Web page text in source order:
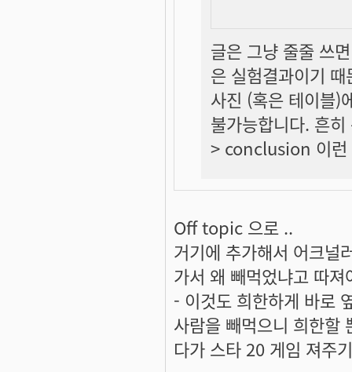
글은 그냥 줄줄 쓰
은 실험결과이기 때
사진 (혹은 테이블)
불가능합니다. 흔
> conclusion 이런
Off topic 으로 ..
거기에 추가해서 어크널
가서 왜 빼먹었냐고 따져
- 이것도 희한하게 바로
사람을 빼먹으니 희한할
다가 스타 20 게임 져주